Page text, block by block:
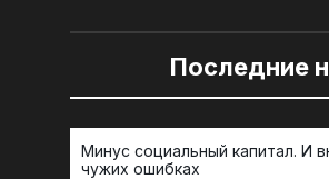
Последние
Минус социальный капитал. И
чужих ошибках